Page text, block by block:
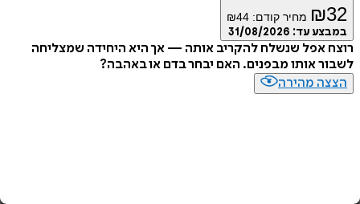
₪ מחיר קודם: ₪44
עד:31/08/2026
אפל שנשלח להקריב אותה — אך היא היחידה שמצליחה
אותו מבפנים. האם יבחר בדם או באהבה?
מהירה